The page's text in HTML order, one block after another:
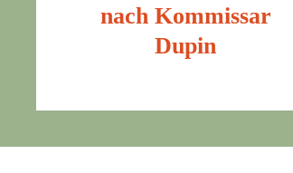
nach Kommissar
Dupin